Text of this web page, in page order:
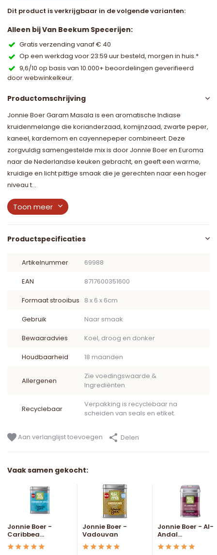
Dit product is verkrijgbaar in de volgende varianten:
Alleen bij Van Beekum Specerijen:
Gratis verzending vanaf € 40
Op een werkdag voor 23:59 uur besteld, morgen in huis.*
9,6/10 op basis van 10.000+ beoordelingen geverifieerd
door webwinkelkeur.
Productomschrijving
Jonnie Boer Garam Masala is een aromatische Indiase
kruidenmelange die korianderzaad, komijnzaad, zwarte peper,
kaneel, kardemom en cayennepeper combineert. Deze
zorgvuldig samengestelde mix is door Jonnie Boer en Euroma
naar de Nederlandse keuken gebracht, en geeft een warme,
kruidige en licht pittige smaak die je gerechten naar een hoger
niveau t...
Toon meer
Productspecificaties
Artikelnummer 69988
EAN 8717600351600
Formaat strooibus 8 x 6 x 6cm
Gebruik Naar smaak
Bewaaradvies Koel, droog en donker
Houdbaarheid 18 maanden
Allergenen
Zie voedingswaarde &
Ingrediënten
Recyclebaar
Verpakking is recyclebaar na
scheiden van seals en etiket.
Aan verlanglijst toevoegen Delen
Vaak samen gekocht:
Jonnie Boer -
Caribbea...
Jonnie Boer -
Vadouvan
Jonnie Boer - Al-
Andal...